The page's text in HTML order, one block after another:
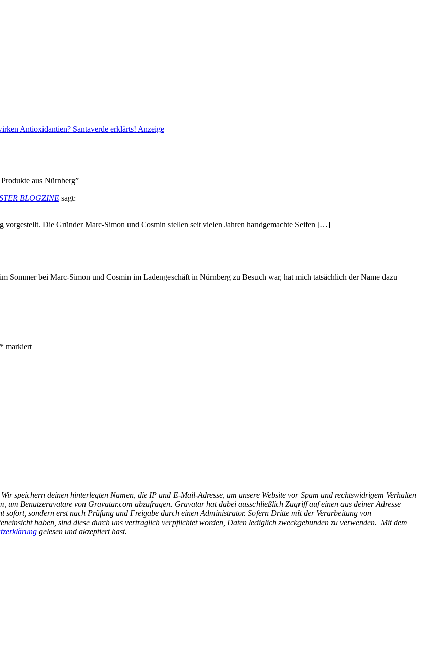
Antioxidantien? Santaverde erklärts! Anzeige
aus Nürnberg”
BLOGZINE sagt:
Die Gründer Marc-Simon und Cosmin stellen seit vielen Jahren handgemachte Seifen […]
bei Marc-Simon und Cosmin im Ladengeschäft in Nürnberg zu Besuch war, hat mich tatsächlich der Name dazu
* markiert
speichern deinen hinterlegten Namen, die IP und E-Mail-Adresse, um unsere Website vor Spam und rechtswidrigem Verhalten
um Benutzeravatare von Gravatar.com abzufragen. Gravatar hat dabei ausschließlich Zugriff auf einen aus deiner Adresse
sofort, sondern erst nach Prüfung und Freigabe durch einen Administrator. Sofern Dritte mit der Verarbeitung von
haben, sind diese durch uns vertraglich verpflichtet worden, Daten lediglich zweckgebunden zu verwenden. Mit dem
gelesen und akzeptiert hast.